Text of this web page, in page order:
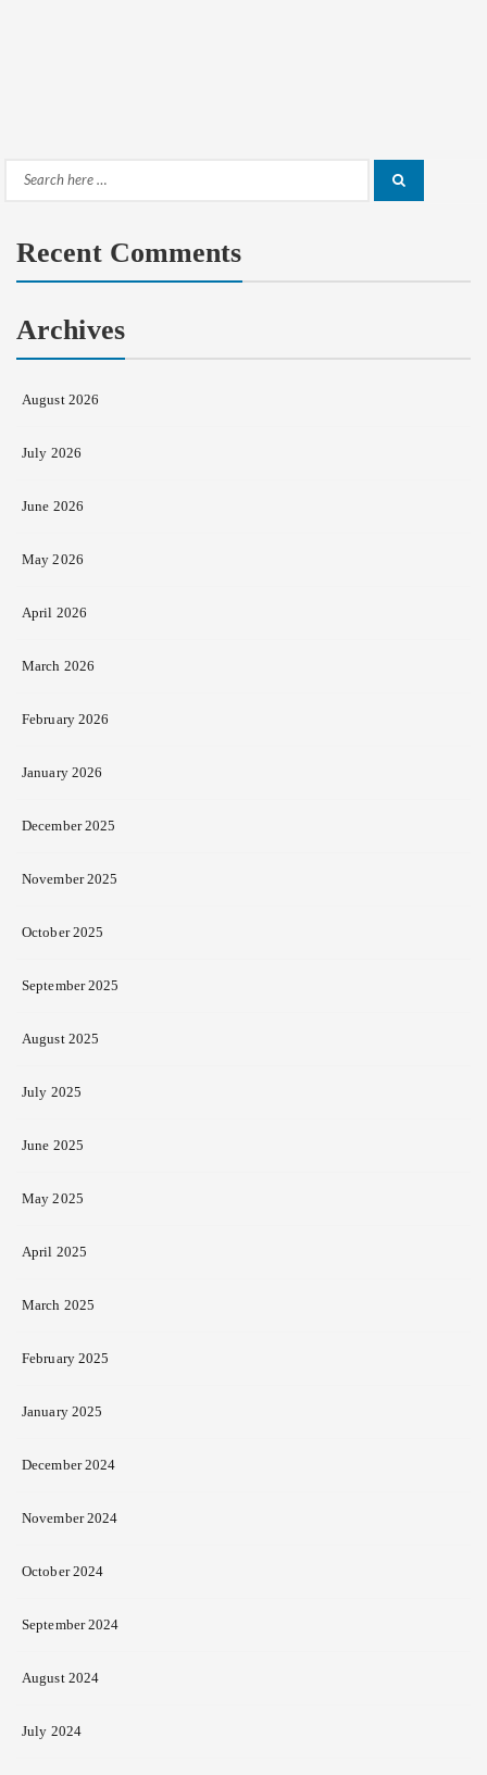
Search
Recent Comments
Archives
August 2026
July 2026
June 2026
May 2026
April 2026
March 2026
February 2026
January 2026
December 2025
November 2025
October 2025
September 2025
August 2025
July 2025
June 2025
May 2025
April 2025
March 2025
February 2025
January 2025
December 2024
November 2024
October 2024
September 2024
August 2024
July 2024